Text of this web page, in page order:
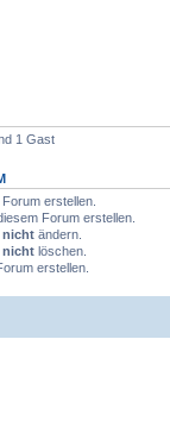
1 Gast
erstellen.
Forum erstellen.
nicht ändern.
nicht löschen.
erstellen.